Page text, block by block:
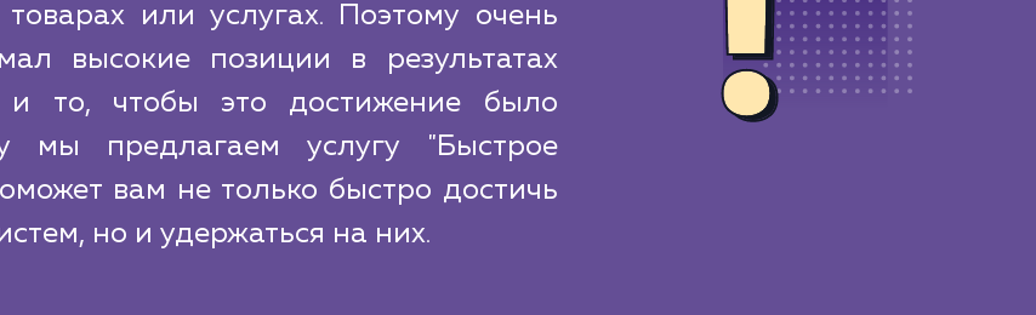
или услугах. Поэтому очень
высокие позиции в результатах
то, чтобы это достижение было
мы предлагаем услугу "Быстрое
вам не только быстро достичь
но и удержаться на них.